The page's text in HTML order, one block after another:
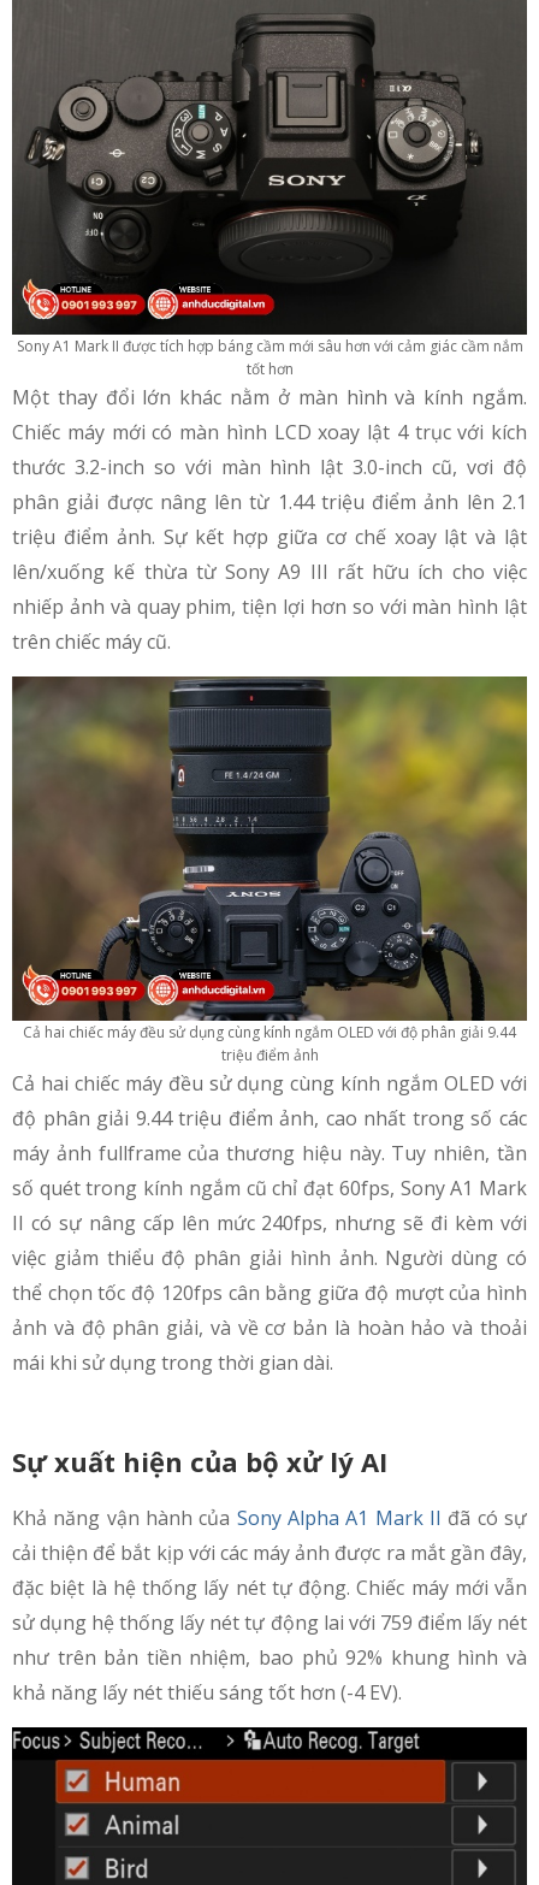
Sony A1 Mark II được tích hợp báng cầm mới sâu hơn với cảm giác cầm nắm
tốt hơn
Một thay đổi lớn khác nằm ở màn hình và kính ngắm.
Chiếc máy mới có màn hình LCD xoay lật 4 trục với kích
thước 3.2-inch so với màn hình lật 3.0-inch cũ, vơi độ
phân giải được nâng lên từ 1.44 triệu điểm ảnh lên 2.1
triệu điểm ảnh. Sự kết hợp giữa cơ chế xoay lật và lật
lên/xuống kế thừa từ Sony A9 III rất hữu ích cho việc
nhiếp ảnh và quay phim, tiện lợi hơn so với màn hình lật
trên chiếc máy cũ.
Cả hai chiếc máy đều sử dụng cùng kính ngắm OLED với độ phân giải 9.44
triệu điểm ảnh
Cả hai chiếc máy đều sử dụng cùng kính ngắm OLED với
độ phân giải 9.44 triệu điểm ảnh, cao nhất trong số các
máy ảnh fullframe của thương hiệu này. Tuy nhiên, tần
số quét trong kính ngắm cũ chỉ đạt 60fps, Sony A1 Mark
II có sự nâng cấp lên mức 240fps, nhưng sẽ đi kèm với
việc giảm thiểu độ phân giải hình ảnh. Người dùng có
thể chọn tốc độ 120fps cân bằng giữa độ mượt của hình
ảnh và độ phân giải, và về cơ bản là hoàn hảo và thoải
mái khi sử dụng trong thời gian dài.
Sự xuất hiện của bộ xử lý AI
Khả năng vận hành của Sony Alpha A1 Mark II đã có sự
cải thiện để bắt kịp với các máy ảnh được ra mắt gần đây,
đặc biệt là hệ thống lấy nét tự động. Chiếc máy mới vẫn
sử dụng hệ thống lấy nét tự động lai với 759 điểm lấy nét
như trên bản tiền nhiệm, bao phủ 92% khung hình và
khả năng lấy nét thiếu sáng tốt hơn (-4 EV).